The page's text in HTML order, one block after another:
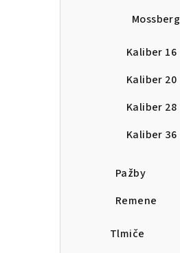
Mossberg
Kaliber 16
Kaliber 20
Kaliber 28
Kaliber 36
Pažby
Remene
Tlmiče